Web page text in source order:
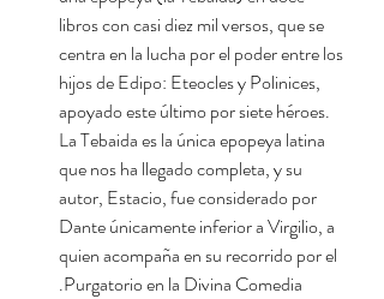
libros con casi diez mil versos, que se
centra en la lucha por el poder entre los
hijos de Edipo: Eteocles y Polinices,
apoyado este último por siete héroes.
La Tebaida es la única epopeya latina
que nos ha llegado completa, y su
autor, Estacio, fue considerado por
Dante únicamente inferior a Virgilio, a
quien acompaña en su recorrido por el
Purgatorio en la Divina Comedia.